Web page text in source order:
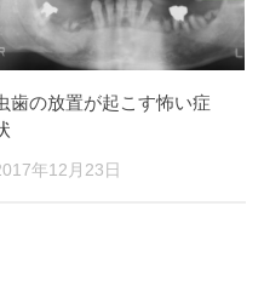
歯の放置が起こす怖い症
年12月23日